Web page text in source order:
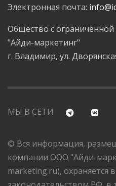
Электронная почта:
Общество с
"Айди-маркетинг"
г. Владимир, ул.
МЫ В СЕТИ
© Вся информация,
компании ООО "Айди-
marketing.ru), охраняется